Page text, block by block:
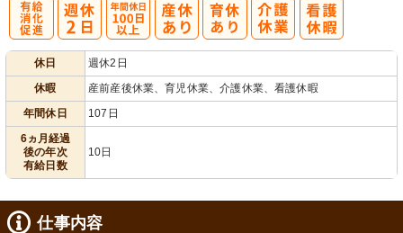
休日
週休2日
休暇
産前産後休業、育児休業、介護休業、看護休暇
年間休日
107日
6ヵ月経過
後の年次
有給日数
10日
仕事内容